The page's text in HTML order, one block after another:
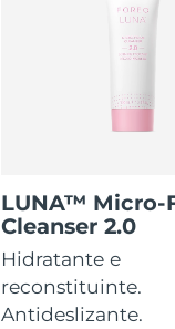
LUNA™ Micro-
Cleanser 2.0
Hidratante e
reconstituinte.
Antideslizante.